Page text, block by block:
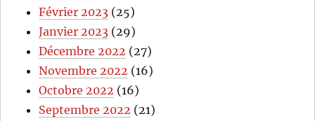
Février 2023 (25)
Janvier 2023 (29)
Décembre 2022 (27)
Novembre 2022 (16)
Octobre 2022 (16)
Septembre 2022 (21)